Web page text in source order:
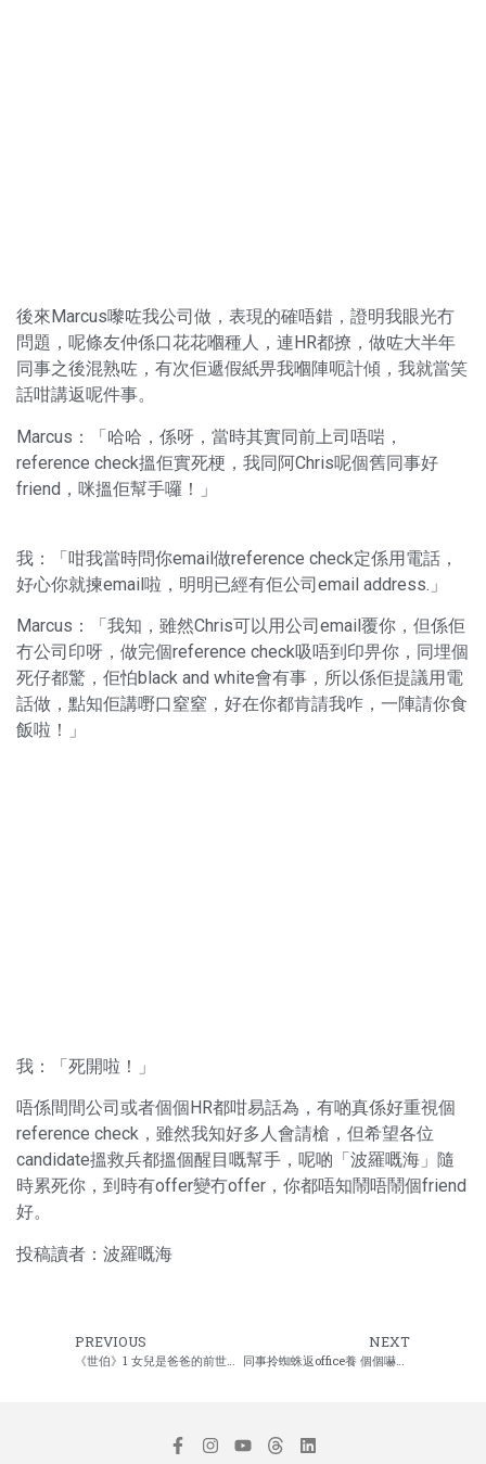
後來Marcus嚟咗我公司做，表現的確唔錯，證明我眼光冇
問題，呢條友仲係口花花嗰種人，連HR都撩，做咗大半年
同事之後混熟咗，有次佢遞假紙畀我嗰陣呃計傾，我就當笑
話咁講返呢件事。
Marcus：「哈哈，係呀，當時其實同前上司唔啱，
reference check搵佢實死梗，我同阿Chris呢個舊同事好
friend，咪搵佢幫手囉！」
我：「咁我當時問你email做reference check定係用電話，
好心你就揀email啦，明明已經有佢公司email address.」
Marcus：「我知，雖然Chris可以用公司email覆你，但係佢
冇公司印呀，做完個reference check吸唔到印畀你，同埋個
死仔都驚，佢怕black and white會有事，所以係佢提議用電
話做，點知佢講嘢口窒窒，好在你都肯請我咋，一陣請你食
飯啦！」
我：「死開啦！」
唔係間間公司或者個個HR都咁易話為，有啲真係好重視個
reference check，雖然我知好多人會請槍，但希望各位
candidate搵救兵都搵個醒目嘅幫手，呢啲「波羅嘅海」隨
時累死你，到時有offer變冇offer，你都唔知鬧唔鬧個friend
好。
投稿讀者：波羅嘅海
PREVIOUS
《世伯》1 女兒是爸爸的前世情人
NEXT
同事拎蜘蛛返office養 個個嚇到咿嘩鬼叫